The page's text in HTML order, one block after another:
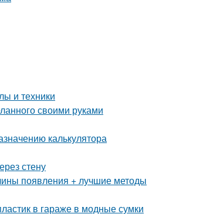
и техники
своими руками
калькулятора
стену
появления + лучшие методы
в гараже в модные сумки